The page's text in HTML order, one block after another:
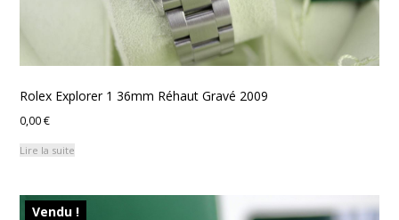
Rolex Explorer 1 36mm Réhaut Gravé 2009
0,00€
Lire la suite
Vendu !